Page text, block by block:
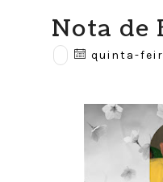
Nota de
quinta-